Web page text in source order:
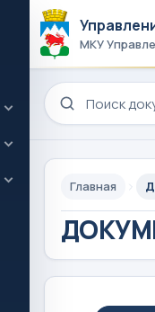
МКУ
Поиск по сайту
Главная